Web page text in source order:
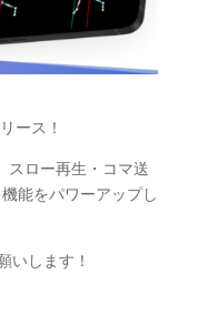
ース！
スロー再生・コマ送
能をパワーアップし
いします！